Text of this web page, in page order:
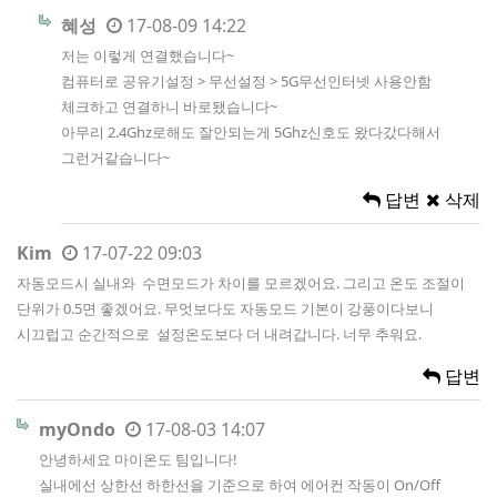
혜성 17-08-09 14:22
저는 이렇게 연결했습니다~
컴퓨터로 공유기설정 > 무선설정 > 5G무선인터넷 사용안함
체크하고 연결하니 바로됐습니다~
아무리 2.4Ghz로해도 잘안되는게 5Ghz신호도 왔다갔다해서
그런거같습니다~
답변 삭제
Kim 17-07-22 09:03
자동모드시 실내와 수면모드가 차이를 모르겠어요. 그리고 온도 조절이
단위가 0.5면 좋겠어요. 무엇보다도 자동모드 기본이 강풍이다보니
시끄럽고 순간적으로 설정온도보다 더 내려갑니다. 너무 추워요.
답변
myOndo 17-08-03 14:07
안녕하세요 마이온도 팀입니다!
실내에선 상한선 하한선을 기준으로 하여 에어컨 작동이 On/Off